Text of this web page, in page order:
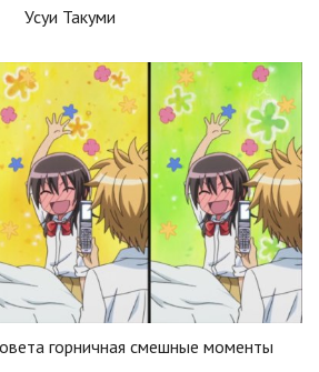
Усуи Такуми
горничная смешные моменты